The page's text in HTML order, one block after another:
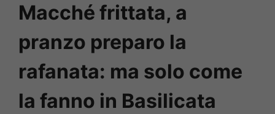
Macché frittata, a
pranzo preparo la
rafanata: ma solo come
la fanno in Basilicata